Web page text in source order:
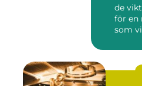
de
för en
som